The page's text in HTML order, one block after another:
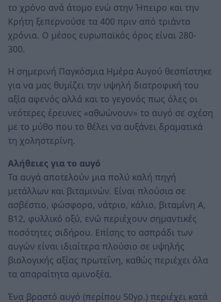
το χρόνο ανά άτομο ενώ στην Ήπειρο και την
Κρήτη ξεπερνούσε τα 400 πριν από τριάντα
χρόνια. Ο μέσος ευρωπαϊκός όρος είναι 280-
300.
Η σημερινή Παγκόσμια Ημέρα Αυγού θεσπίστηκε
για να μας θυμίζει την υψηλή διατροφική του
αξία αφενός αλλά και το γεγονός πως όλες οι
νεότερες έρευνες «αθωώνουν» το αυγό σε σχέση
με το μύθο που το θέλει να αυξάνει δραματικά
τη χοληστερίνη.
Αλήθειες για το αυγό
Τα αυγά αποτελούν μια πολύ καλή πηγή
μετάλλων και βιταμινών. Είναι πλούσια σε
ασβέστιο, φώσφορο, νάτριο, κάλιο, βιταμίνη Α,
Β12, φυλλικό οξύ, ενώ περιέχουν σημαντικές
ποσότητες σιδήρου. Επίσης το ασπράδι των
αυγών είναι ιδιαίτερα πλούσιο σε υψηλής
βιολογικής αξίας πρωτεΐνη, καθώς περιέχει όλα
τα απαραίτητα αμινοξέα.
Ένα βραστό αυγό (περίπου 50γρ.) περιέχει κατά